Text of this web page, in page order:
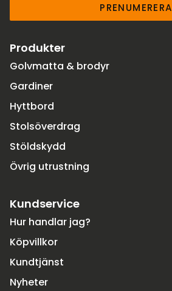
PRENUMERERA
Produkter
Golvmatta & brodyr
Gardiner
Hyttbord
Stolsöverdrag
Stöldskydd
Övrig utrustning
Kundservice
Hur handlar jag?
Köpvillkor
Kundtjänst
Nyheter